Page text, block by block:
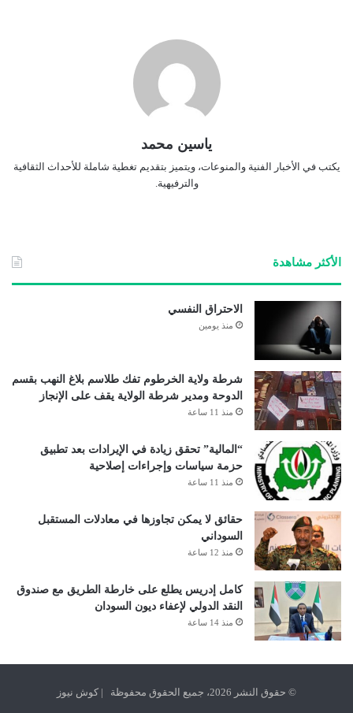
ياسين محمد
يكتب في الأخبار الفنية والمنوعات، ويتميز بتقديم تغطية شاملة للأحداث الثقافية
والترفيهية.
الأكثر مشاهدة
الاحتراق النفسي
منذ يومين
شرطة ولاية الخرطوم تفك طلاسم بلاغ النهب بقسم
الدوحة ومدير شرطة الولاية يقف على الإنجاز
منذ 11 ساعة
“المالية” تحقق زيادة في الإيرادات بعد تطبيق
حزمة سياسات وإجراءات إصلاحية
منذ 11 ساعة
حقائق لا يمكن تجاوزها في معادلات المستقبل
السوداني
منذ 12 ساعة
كامل إدريس يطلع على خارطة الطريق مع صندوق
النقد الدولي لإعفاء ديون السودان
منذ 14 ساعة
© حقوق النشر 2026، جميع الحقوق محفوظة | كوش نيوز